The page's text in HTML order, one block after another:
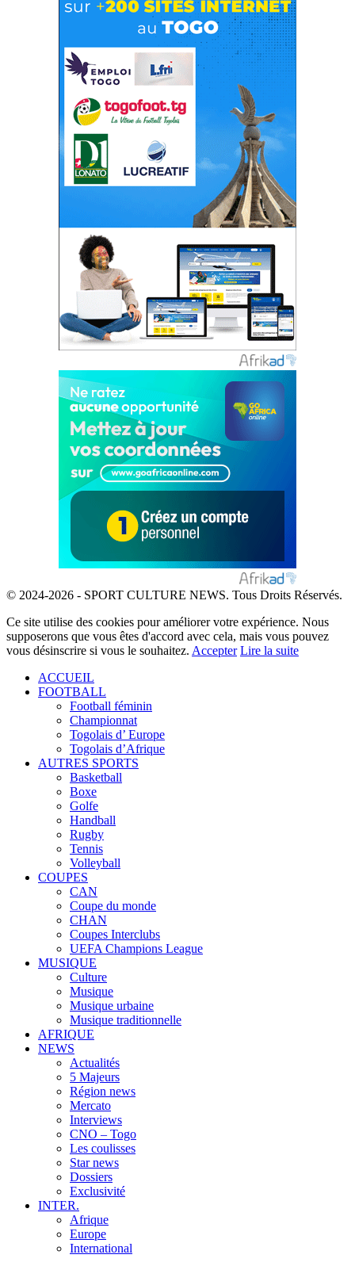
© 2024-2026 - SPORT CULTURE NEWS. Tous Droits Réservés.
Ce site utilise des cookies pour améliorer votre expérience. Nous
supposerons que vous êtes d'accord avec cela, mais vous pouvez
vous désinscrire si vous le souhaitez. Accepter Lire la suite
ACCUEIL
FOOTBALL
Football féminin
Championnat
Togolais d’ Europe
Togolais d’Afrique
AUTRES SPORTS
Basketball
Boxe
Golfe
Handball
Rugby
Tennis
Volleyball
COUPES
CAN
Coupe du monde
CHAN
Coupes Interclubs
UEFA Champions League
MUSIQUE
Culture
Musique
Musique urbaine
Musique traditionnelle
AFRIQUE
NEWS
Actualités
5 Majeurs
Région news
Mercato
Interviews
CNO – Togo
Les coulisses
Star news
Dossiers
Exclusivité
INTER.
Afrique
Europe
International